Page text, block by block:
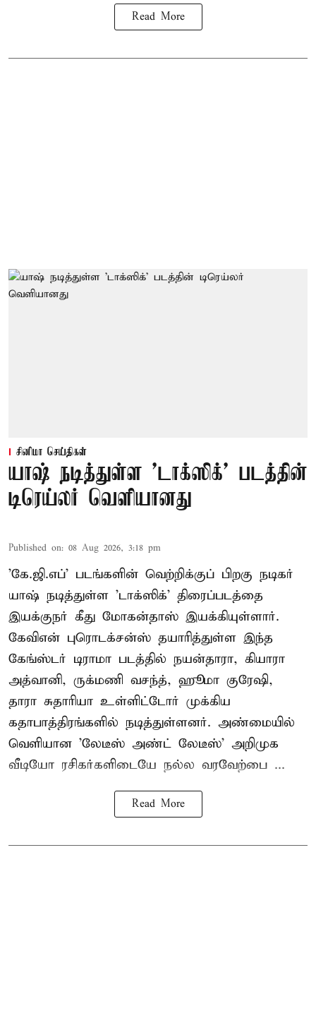
Read More
சினிமா செய்திகள்
யாஷ் நடித்துள்ள 'டாக்‌ஸிக்' படத்தின்
டிரெய்லர் வெளியானது
Published on: 08 Aug 2026, 3:18 pm
'கே.ஜி.எப்' படங்களின் வெற்றிக்குப் பிறகு நடிகர்
யாஷ் நடித்துள்ள 'டாக்ஸிக்' திரைப்படத்தை
இயக்குநர் கீது மோகன்தாஸ் இயக்கியுள்ளார்.
கேவிஎன் புரொடக்சன்ஸ் தயாரித்துள்ள இந்த
கேங்ஸ்டர் டிராமா படத்தில் நயன்தாரா, கியாரா
அத்வானி, ருக்மணி வசந்த், ஹூமா குரேஷி,
தாரா சுதாரியா உள்ளிட்டோர் முக்கிய
கதாபாத்திரங்களில் நடித்துள்ளனர். அண்மையில்
வெளியான 'லேடீஸ் அண்ட் லேடீஸ்' அறிமுக
வீடியோ ரசிகர்களிடையே நல்ல வரவேற்பை ...
Read More